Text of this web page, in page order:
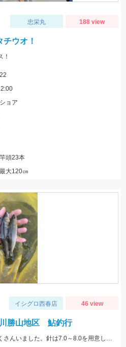
忠栄丸 188 view
ウオ！
！
ョア
頭23本
大120㎝
イシグロ西春店 46 view
勝山地区 鮎釣行
今年も遡上が良く、小さな鮎もたくさんいました。針は7.0～8.0を用意しておいた方がいいと思います。油断をすると23㎝クラスが掛かります チャラ瀬なども見逃さずにオトリを通してみましょう♪